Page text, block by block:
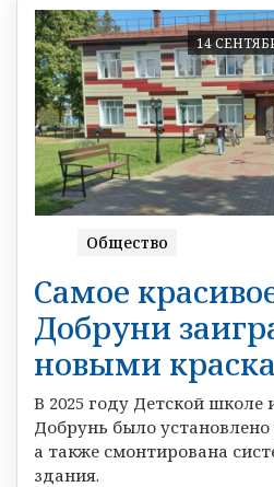
14
Общество
Самое
Добруни
новыми
В 2025 году Детской школе
Добрунь было
а также смонтирована
здания.